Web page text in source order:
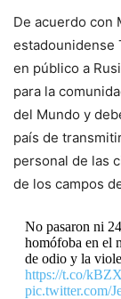
De acuerdo con
estadounidense
en público a
para la
del Mundo y
país de
personal de las
de los campos
No pasaron ni
homófoba en el
de odio y la
https://t.co/
pic.twitter.com/